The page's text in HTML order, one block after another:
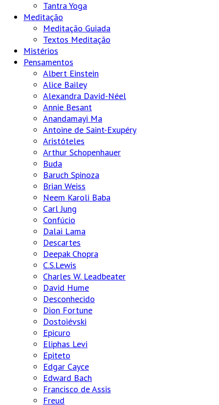
Tantra Yoga
Meditação
Meditação Guiada
Textos Meditação
Mistérios
Pensamentos
Albert Einstein
Alice Bailey
Alexandra David-Néel
Annie Besant
Anandamayi Ma
Antoine de Saint-Exupéry
Aristóteles
Arthur Schopenhauer
Buda
Baruch Spinoza
Brian Weiss
Neem Karoli Baba
Carl Jung
Confúcio
Dalai Lama
Descartes
Deepak Chopra
C.S.Lewis
Charles W. Leadbeater
David Hume
Desconhecido
Dion Fortune
Dostoiévski
Epicuro
Eliphas Levi
Epiteto
Edgar Cayce
Edward Bach
Francisco de Assis
Freud